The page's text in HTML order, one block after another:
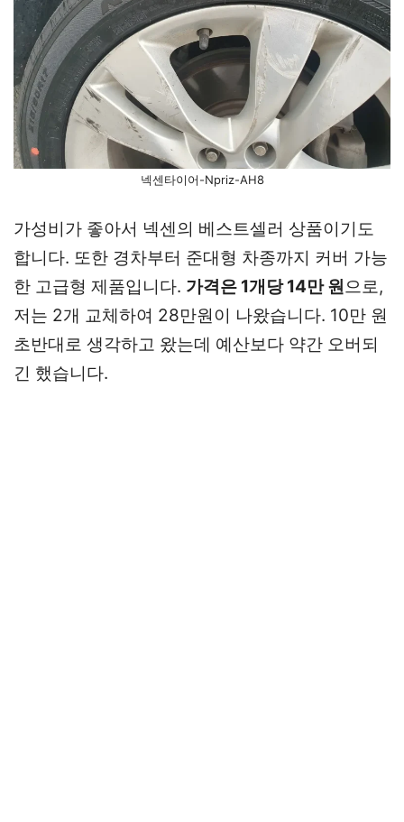
넥센타이어-Npriz-AH8
가성비가 좋아서 넥센의 베스트셀러 상품이기도
합니다. 또한 경차부터 준대형 차종까지 커버 가능
한 고급형 제품입니다. 가격은 1개당 14만 원으로,
저는 2개 교체하여 28만원이 나왔습니다. 10만 원
초반대로 생각하고 왔는데 예산보다 약간 오버되
긴 했습니다.